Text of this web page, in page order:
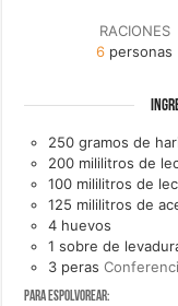
RACIONES
6 personas
250 gramos de
200 mililitros de
100 mililitros de
125 mililitros de
4 huevos
1 sobre de
3 peras
Para espolvorear: